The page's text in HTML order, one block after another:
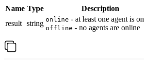
Name Type
Description
result string online - at least one agent is
offline - no agents are online